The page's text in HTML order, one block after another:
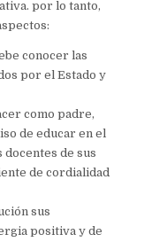
por lo tanto,
conocer las
por el Estado y
como padre,
de educar en el
de sus
de cordialidad
sus
positiva y de